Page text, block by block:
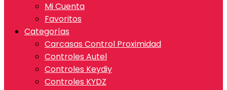
Mi Cuenta
Favoritos
Categorías
Carcasas Control Proximidad
Controles Autel
Controles Keydiy
Controles KYDZ